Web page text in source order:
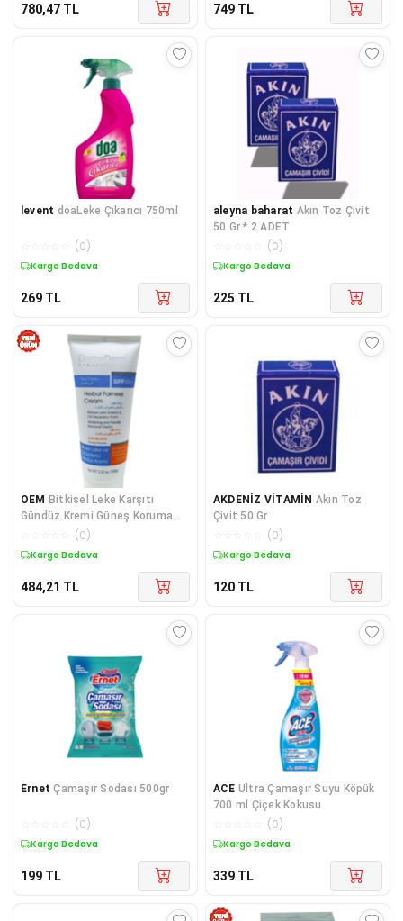
780,47 TL 749 TL
levent doaLeke Çıkarıcı 750ml
(0)
Kargo Bedava
269 TL
aleyna baharat Akın Toz Çivit
50 Gr * 2 ADET
(0)
Kargo Bedava
225 TL
OEM Bitkisel Leke Karşıtı
Gündüz Kremi Güneş Koruma
SPF 50+ 100 Gr
(0)
Kargo Bedava
484,21 TL
AKDENİZ VİTAMİN Akın Toz
Çivit 50 Gr
(0)
Kargo Bedava
120 TL
Ernet Çamaşır Sodası 500gr
(0)
Kargo Bedava
199 TL
ACE Ultra Çamaşır Suyu Köpük
700 ml Çiçek Kokusu
(0)
Kargo Bedava
339 TL